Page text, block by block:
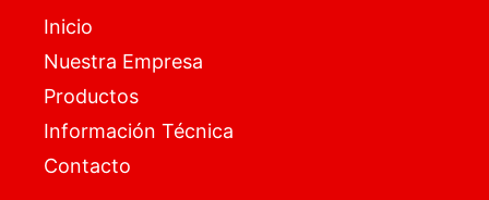
Inicio
Nuestra Empresa
Productos
Información Técnica
Contacto